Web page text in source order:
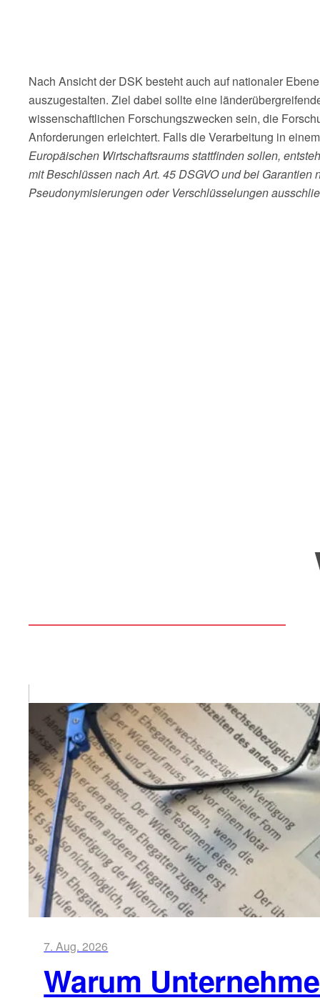
Nach Ansicht der DSK besteht auch auf nationaler
auszugestalten. Ziel dabei sollte eine
wissenschaftlichen Forschungszwecken sein, die
Anforderungen erleichtert. Falls die Verarbeitung in
Europäischen Wirtschaftsraums stattfinden sollen,
mit Beschlüssen nach Art. 45 DSGVO und bei
Pseudonymisierungen oder Verschlüsselungen
7. Aug. 2026
Warum